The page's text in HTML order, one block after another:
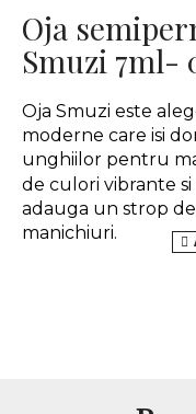
Oja
Smuzi 7ml-
Oja Smuzi este
moderne care isi
unghiilor pentru
de culori vibrante
adauga un strop
manichiuri.